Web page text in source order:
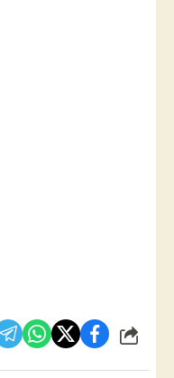
شارك